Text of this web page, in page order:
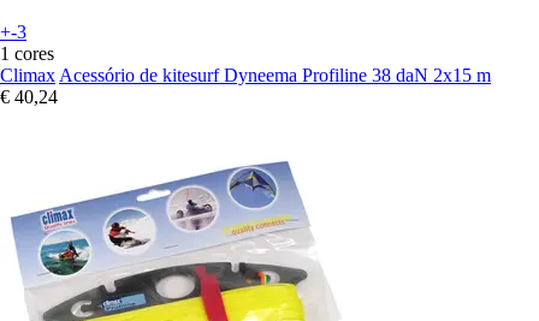
+-3
1 cores
Climax Acessório de kitesurf Dyneema Profiline 38 daN 2x15 m
€ 40,24